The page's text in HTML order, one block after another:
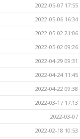
2022-05-07 17:55
2022-05-06 16:34
2022-05-02 21:06
2022-05-02 09:26
2022-04-29 09:31
2022-04-24 11:45
2022-04-22 09:38
2022-03-17 17:13
2022-03-07
2022-02-18 10:53